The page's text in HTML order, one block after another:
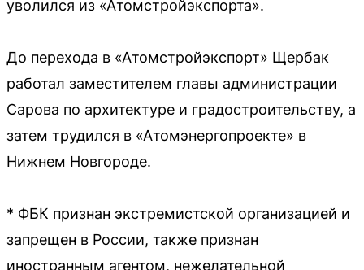
уволился из «Атомстройэкспорта».
До перехода в «Атомстройэкспорт» Щербак
работал заместителем главы администрации
Сарова по архитектуре и градостроительству, а
затем трудился в «Атомэнергопроекте» в
Нижнем Новгороде.
* ФБК признан экстремистской организацией и
запрещен в России, также признан
иностранным агентом, нежелательной